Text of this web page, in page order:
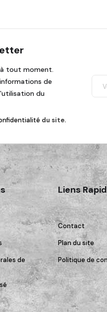
à tout moment.
de
du
du site.
de
Liens
Contact
Plan du site
Politique de